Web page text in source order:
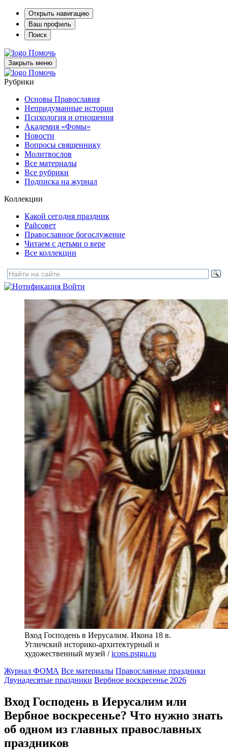
Открыть навигацию
Ваш профиль
Поиск
Помочь
Закрыть меню
Помочь
Рубрики
Основы Православия
Непридуманные истории
Психология и отношения
Академия «Фомы»
Новости
Вопросы священнику
Молитвослов
Все материалы
Все рубрики
Подписка на журнал
Коллекции
Какой сегодня праздник
Райсовет
Православное богослужение
Читаем с детьми о вере
Все коллекции
Войти
Вход Господень в Иерусалим. Икона 18 в.
Угличский историко-архитектурный и
художественный музей /icons.pstgu.ru
Журнал ФОМА Все материалы Православные праздники
Двунадесятые праздники Вербное воскресенье 2026
Вход Господень в Иерусалим или
Вербное воскресенье? Что нужно знать
об одном из главных православных
праздников